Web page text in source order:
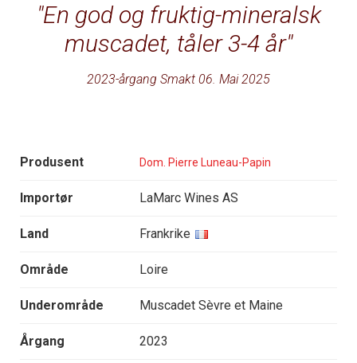
En god og fruktig-mineralsk
muscadet, tåler 3-4 år
2023-årgang Smakt 06. Mai 2025
Produsent Dom. Pierre Luneau-Papin
Importør LaMarc Wines AS
Land Frankrike
Område Loire
Underområde Muscadet Sèvre et Maine
Årgang 2023